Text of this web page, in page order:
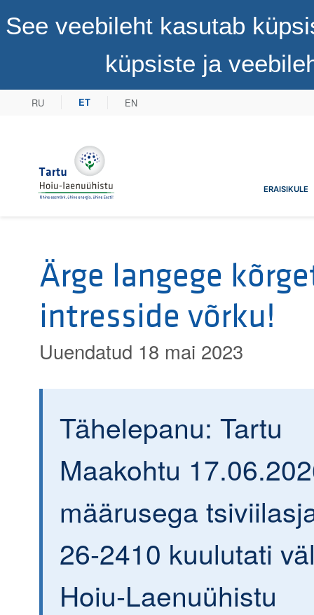
See veebileht kasutab
küpsiste ja
RU ET EN
Tartu Hoiu-laenuühistuERAISIKULE
Ärge langege
intresside võrku!
Uuendatud 18 mai 2023
Tähelepanu: Tartu
Maakohtu
määrusega
26-2410 kuulutati
Hoiu-Laenuühistu